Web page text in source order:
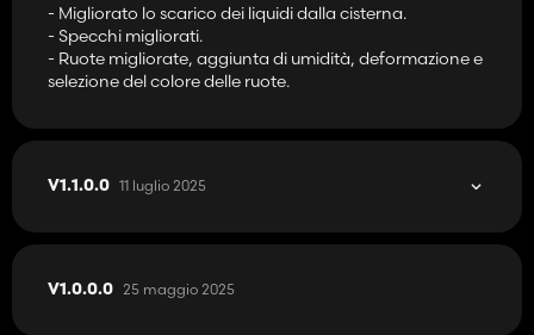
- Migliorato lo scarico dei liquidi dalla cisterna.
- Specchi migliorati.
- Ruote migliorate, aggiunta di umidità, deformazione e
selezione del colore delle ruote.
V1.1.0.0 11 luglio 2025
V1.0.0.0 25 maggio 2025